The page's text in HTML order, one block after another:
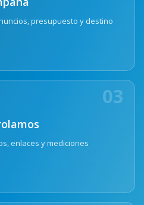
presupuesto y destino
03
enlaces y mediciones